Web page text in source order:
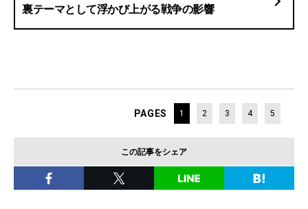
裏テーマとして浮かび上がる戦争の影響
PAGES 1 2 3 4 5
この記事をシェア